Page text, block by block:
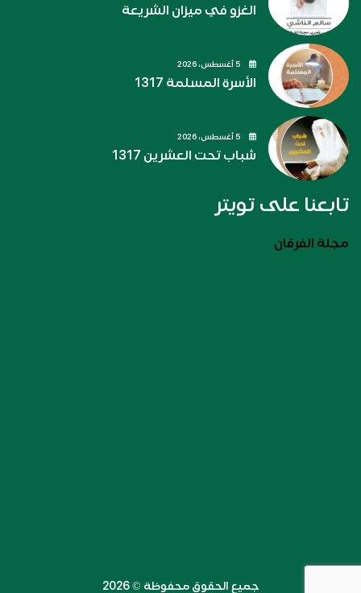
الغزو في ميزان الشريعة
الأسرة المسلمة 1317
شباب تحت العشرين 1317
تابعنا على تويتر
مجلة الفرقان
جميع الحقوق محفوظة ©️ 2026